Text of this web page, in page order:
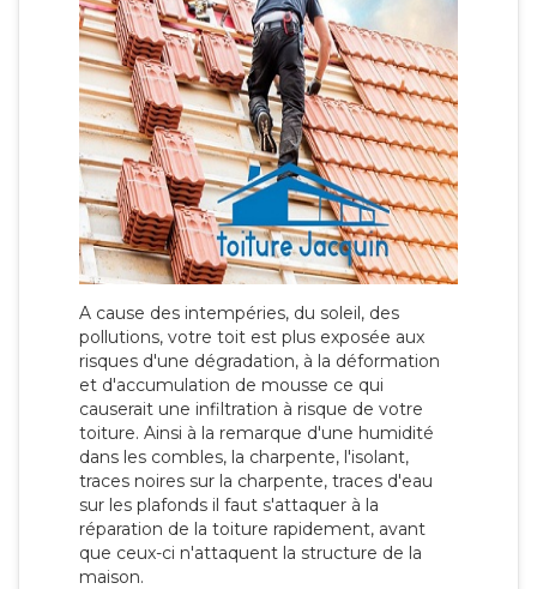
A cause des intempéries, du soleil, des
pollutions, votre toit est plus exposée aux
risques d'une dégradation, à la déformation
et d'accumulation de mousse ce qui
causerait une infiltration à risque de votre
toiture. Ainsi à la remarque d'une humidité
dans les combles, la charpente, l'isolant,
traces noires sur la charpente, traces d'eau
sur les plafonds il faut s'attaquer à la
réparation de la toiture rapidement, avant
que ceux-ci n'attaquent la structure de la
maison.